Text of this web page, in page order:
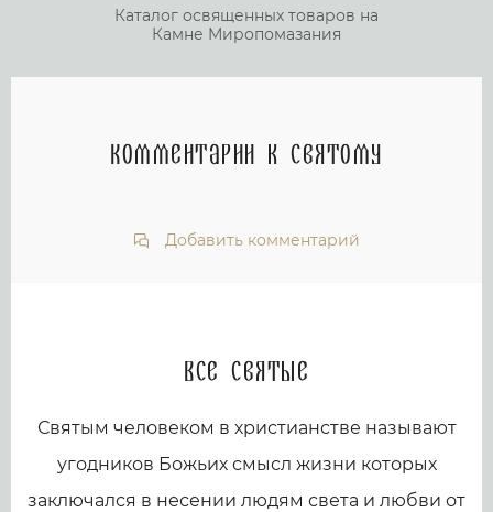
Каталог освященных товаров на
Камне Миропомазания
Комментарии к святому
Добавить комментарий
Все святые
Святым человеком в христианстве называют
угодников Божьих смысл жизни которых
заключался в несении людям света и любви от